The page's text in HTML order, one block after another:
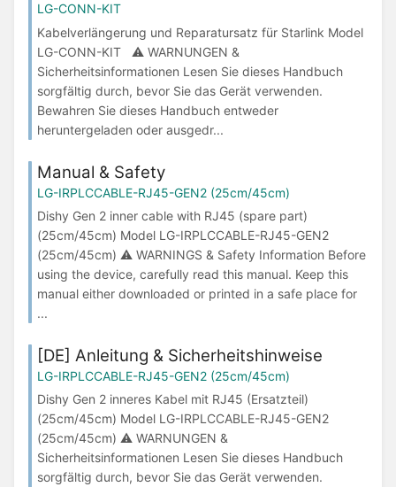
LG-CONN-KIT
Kabelverlängerung und Reparatursatz für Starlink Model
LG-CONN-KIT ⚠ WARNUNGEN &
Sicherheitsinformationen Lesen Sie dieses Handbuch
sorgfältig durch, bevor Sie das Gerät verwenden.
Bewahren Sie dieses Handbuch entweder
heruntergeladen oder ausgedr...
Manual & Safety
LG-IRPLCCABLE-RJ45-GEN2 (25cm/45cm)
Dishy Gen 2 inner cable with RJ45 (spare part)
(25cm/45cm) Model LG-IRPLCCABLE-RJ45-GEN2
(25cm/45cm) ⚠ WARNINGS & Safety Information Before
using the device, carefully read this manual. Keep this
manual either downloaded or printed in a safe place for
...
[DE] Anleitung & Sicherheitshinweise
LG-IRPLCCABLE-RJ45-GEN2 (25cm/45cm)
Dishy Gen 2 inneres Kabel mit RJ45 (Ersatzteil)
(25cm/45cm) Model LG-IRPLCCABLE-RJ45-GEN2
(25cm/45cm) ⚠ WARNUNGEN &
Sicherheitsinformationen Lesen Sie dieses Handbuch
sorgfältig durch, bevor Sie das Gerät verwenden.